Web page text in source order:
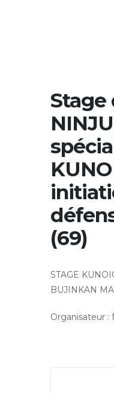
Stage
(69)
STAGE
BUJINKAN
Organisateur :